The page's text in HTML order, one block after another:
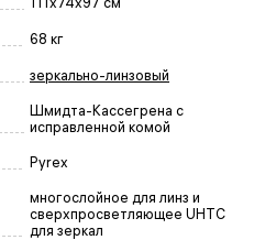
68 кг
зеркально-линзовый
Шмидта-Кассегрена с
исправленной комой
Pyrex
многослойное для линз и
сверхпросветляющее UHTC
для зеркал